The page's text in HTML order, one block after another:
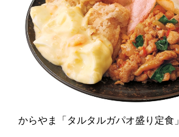
からやま「タルタルガパオ盛り定食」